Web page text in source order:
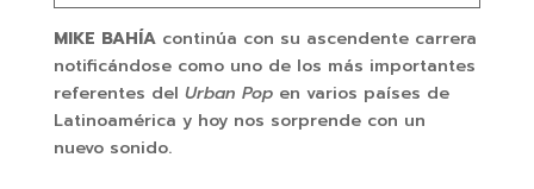
MIKE BAHÍAcontinúa con su ascendente carrera
notificándose como uno de los más importantes
referentes del Urban Popen varios países de
Latinoamérica y hoy nos sorprende con un
nuevo sonido.